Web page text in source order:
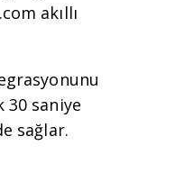
akıllı
30 saniye
sağlar.